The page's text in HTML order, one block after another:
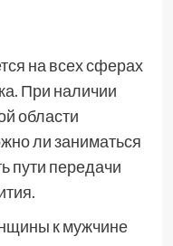
на всех сферах
При наличии
области
ли заниматься
пути передачи